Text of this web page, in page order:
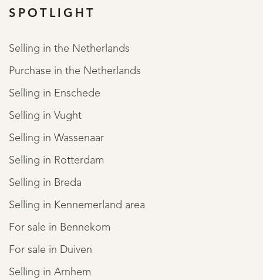
SPOTLIGHT
Selling in the Netherlands
Purchase in the Netherlands
Selling in Enschede
Selling in Vught
Selling in Wassenaar
Selling in Rotterdam
Selling in Breda
Selling in Kennemerland area
For sale in Bennekom
For sale in Duiven
Selling in Arnhem